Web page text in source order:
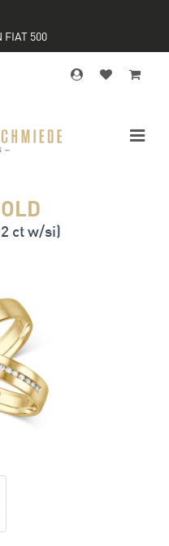
FIAT 500
ct w/si)